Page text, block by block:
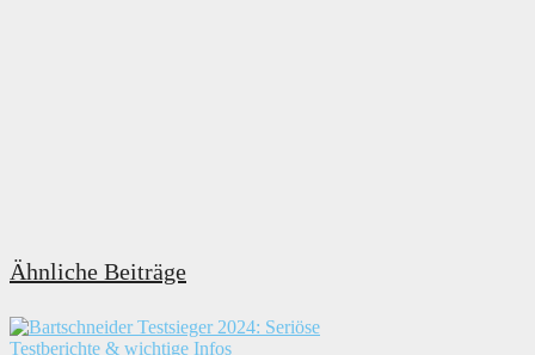
Ähnliche Beiträge